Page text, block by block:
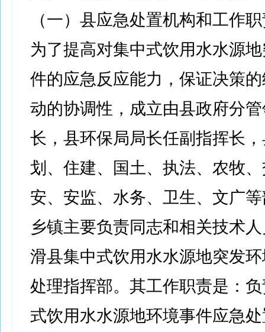
（一）县应急处置机构和工作
为了提高对集中式饮用水水源
件的应急反应能力，保证决策
动的协调性，成立由县政府分
长，县环保局局长任副指挥长
划、住建、国土、执法、农牧
安、安监、水务、卫生、文广
乡镇主要负责同志和相关技术
滑县集中式饮用水水源地突发
处理指挥部。其工作职责是：
式饮用水水源地环境事件应急